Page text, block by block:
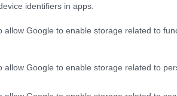
identifiers in apps.
allow Google to enable storage related to
allow Google to enable storage related to
Αυτά είναι τα 4 prints στα
βλέπεις σε κάθε παραλία